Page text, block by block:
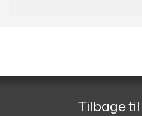
Telefon 91
Tilbage